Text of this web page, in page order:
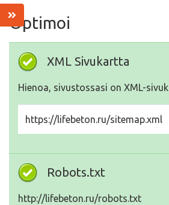
Optimoi
XML Sivukartta
Hienoa, sivustossasi on XML-
https://lifebeton.ru/sitemap.xml
Robots.txt
http://lifebeton.ru/robots.txt